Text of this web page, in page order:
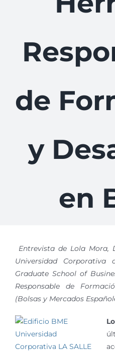
de
y
en
Entrevista de Lola Mora,
Universidad Corporativa
Graduate School of
Responsable de
(Bolsas y Mercados